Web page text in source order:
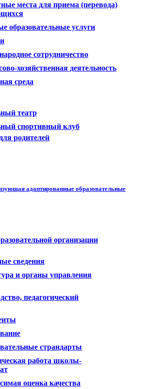
места для приема (перевода)
образовательные услуги
сотрудничество
хозяйственная деятельность
среда
театр
спортивный клуб
родителей
адаптированные образовательные
организации
сведения
и органы управления
педагогический
страндарты
работа школы-
оценка качества